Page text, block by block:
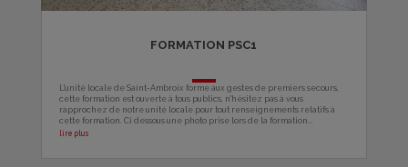
FORMATION PSC1
L'unité locale de Saint-Ambroix forme aux gestes de premiers secours,
cette formation est ouverte à tous publics, n'hésitez pas à vous
rapprochez de notre unité locale pour tout renseignements relatifs à
cette formation. Ci dessous une photo prise lors de la formation...
lire plus